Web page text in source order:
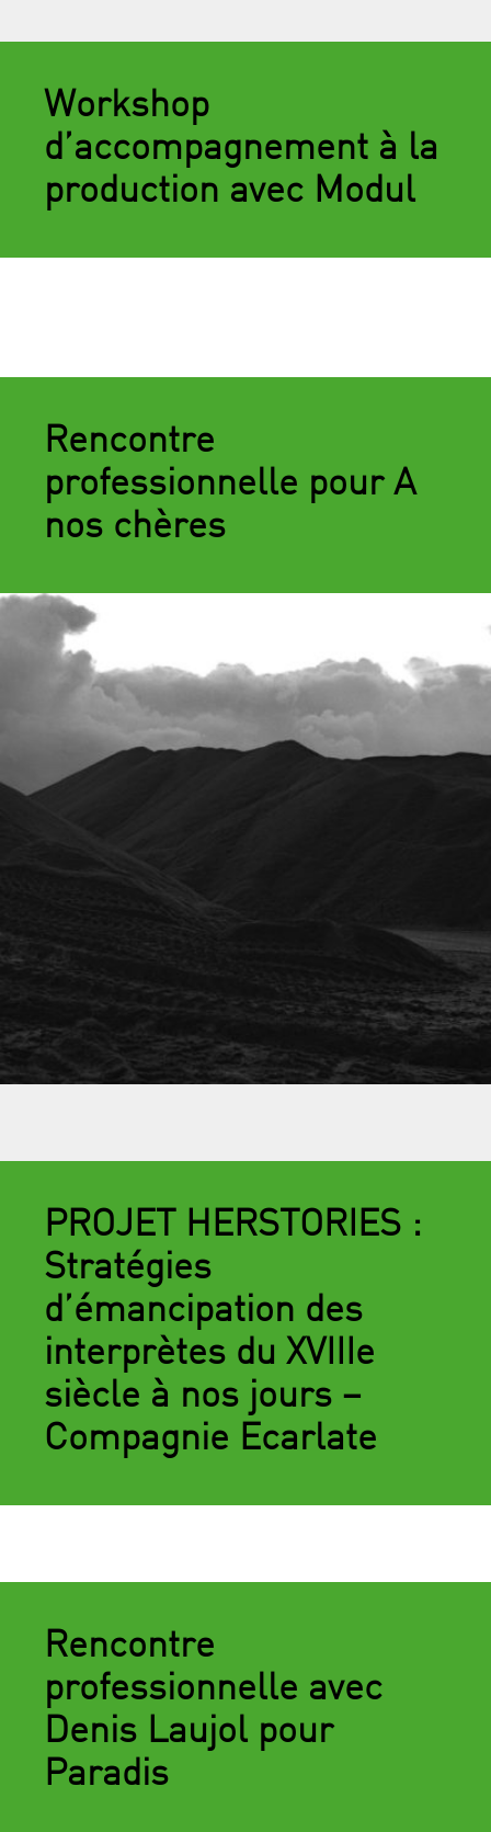
Workshop
d’accompagnement à la
production avec Modul
Rencontre
professionnelle pour A
nos chères
PROJET HERSTORIES :
Stratégies
d’émancipation des
interprètes du XVIIIe
siècle à nos jours –
Compagnie Ecarlate
Rencontre
professionnelle avec
Denis Laujol pour
Paradis